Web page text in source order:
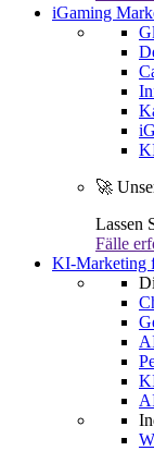
iGaming
🚀
Lassen
Fälle
KI-Marketing